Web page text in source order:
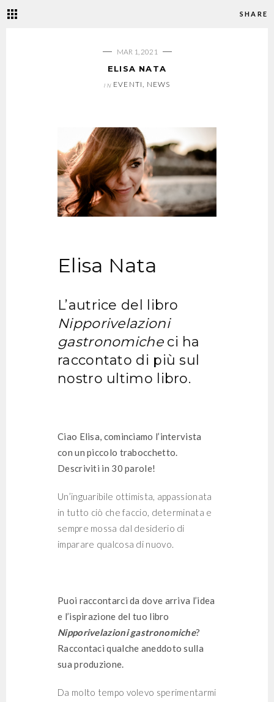
SHARE
MAR 1, 2021
ELISA NATA
IN EVENTI, NEWS
Elisa Nata
L’autrice del libro
Nipporivelazioni
gastronomicheci ha
raccontato di più sul
nostro ultimo libro.
Ciao Elisa, cominciamo l’intervista
con un piccolo trabocchetto.
Descriviti in 30 parole!
Un’inguaribile ottimista, appassionata
in tutto ciò che faccio, determinata e
sempre mossa dal desiderio di
imparare qualcosa di nuovo.
Puoi raccontarci da dove arriva l’idea
e l’ispirazione del tuo libro
Nipporivelazioni gastronomiche?
Raccontaci qualche aneddoto sulla
sua produzione.
Da molto tempo volevo sperimentarmi